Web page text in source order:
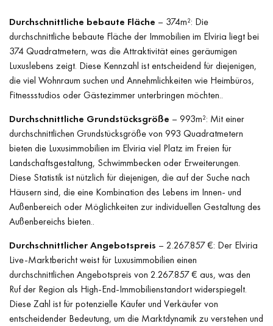
Durchschnittliche bebaute Fläche – 374m²: Die
durchschnittliche bebaute Fläche der Immobilien im Elviria liegt bei
374 Quadratmetern, was die Attraktivität eines geräumigen
Luxuslebens zeigt. Diese Kennzahl ist entscheidend für diejenigen,
die viel Wohnraum suchen und Annehmlichkeiten wie Heimbüros,
Fitnessstudios oder Gästezimmer unterbringen möchten..
Durchschnittliche Grundstücksgröße – 993m²: Mit einer
durchschnittlichen Grundstücksgröße von 993 Quadratmetern
bieten die Luxusimmobilien im Elviria viel Platz im Freien für
Landschaftsgestaltung, Schwimmbecken oder Erweiterungen.
Diese Statistik ist nützlich für diejenigen, die auf der Suche nach
Häusern sind, die eine Kombination des Lebens im Innen- und
Außenbereich oder Möglichkeiten zur individuellen Gestaltung des
Außenbereichs bieten..
Durchschnittlicher Angebotspreis – 2.267.857 €: Der Elviria
Live-Marktbericht weist für Luxusimmobilien einen
durchschnittlichen Angebotspreis von 2.267.857 € aus, was den
Ruf der Region als High-End-Immobilienstandort widerspiegelt.
Diese Zahl ist für potenzielle Käufer und Verkäufer von
entscheidender Bedeutung, um die Marktdynamik zu verstehen und